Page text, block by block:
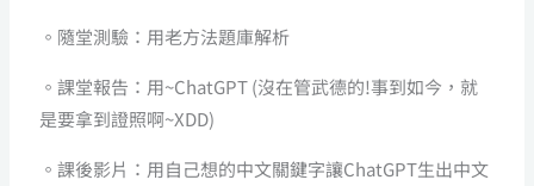
。隨堂測驗：用老方法題庫解析
。課堂報告：用~ChatGPT (沒在管武德的!事到如今，就
是要拿到證照啊~XDD)
。課後影片：用自己想的中文關鍵字讓ChatGPT生出中文